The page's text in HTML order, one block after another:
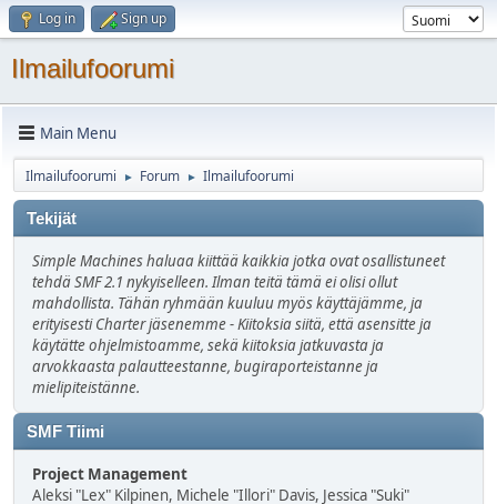
Log in Sign up
Ilmailufoorumi
Main Menu
Ilmailufoorumi ► Forum ► Ilmailufoorumi
Tekijät
Simple Machines haluaa kiittää kaikkia jotka ovat osallistuneet
tehdä SMF 2.1 nykyiselleen. Ilman teitä tämä ei olisi ollut
mahdollista. Tähän ryhmään kuuluu myös käyttäjämme, ja
erityisesti Charter jäsenemme - Kiitoksia siitä, että asensitte ja
käytätte ohjelmistoamme, sekä kiitoksia jatkuvasta ja
arvokkaasta palautteestanne, bugiraporteistanne ja
mielipiteistänne.
SMF Tiimi
Project Management
Aleksi "Lex" Kilpinen, Michele "Illori" Davis, Jessica "Suki"